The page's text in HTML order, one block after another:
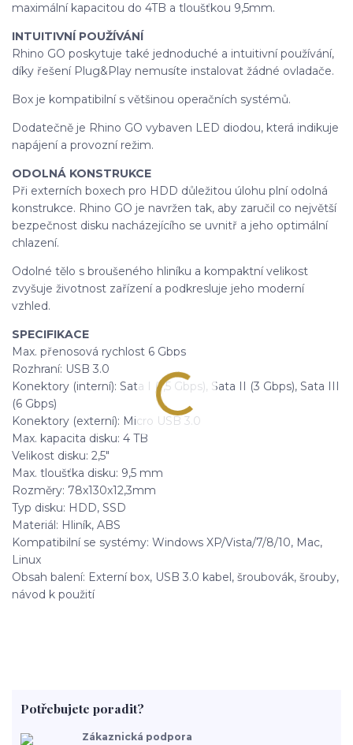
maximální kapacitou do 4TB a tloušťkou 9,5mm.
INTUITIVNÍ POUŽÍVÁNÍ
Rhino GO poskytuje také jednoduché a intuitivní používání,
díky řešení Plug&Play nemusíte instalovat žádné ovladače.
Box je kompatibilní s většinou operačních systémů.
Dodatečně je Rhino GO vybaven LED diodou, která indikuje
napájení a provozní režim.
ODOLNÁ KONSTRUKCE
Při externích boxech pro HDD důležitou úlohu plní odolná
konstrukce. Rhino GO je navržen tak, aby zaručil co největší
bezpečnost disku nacházejícího se uvnitř a jeho optimální
chlazení.
Odolné tělo s broušeného hliníku a kompaktní velikost
zvyšuje životnost zařízení a podkresluje jeho moderní
vzhled.
SPECIFIKACE
Max. přenosová rychlost 6 Gbps
Rozhraní: USB 3.0
Konektory (interní): Sata I (1,5 Gbps), Sata II (3 Gbps), Sata III
(6 Gbps)
Konektory (externí): Micro USB 3.0
Max. kapacita disku: 4 TB
Velikost disku: 2,5"
Max. tloušťka disku: 9,5 mm
Rozměry: 78x130x12,3mm
Typ disku: HDD, SSD
Materiál: Hliník, ABS
Kompatibilní se systémy: Windows XP/Vista/7/8/10, Mac,
Linux
Obsah balení: Externí box, USB 3.0 kabel, šroubovák, šrouby,
návod k použití
Potřebujete poradit?
Zákaznická podpora